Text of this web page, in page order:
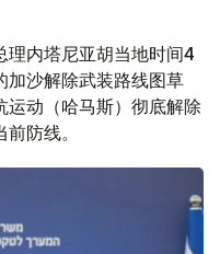
理内塔尼亚胡当地时间4
加沙解除武装路线图草
运动（哈马斯）彻底解除
防线。